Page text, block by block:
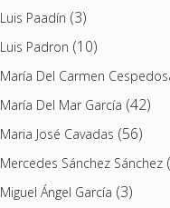
Luis Paadín (3)
Luis Padron (10)
María Del Carmen
María Del Mar García (42)
Maria José Cavadas (56)
Mercedes Sánchez Sánchez
Miguel Ángel García (3)